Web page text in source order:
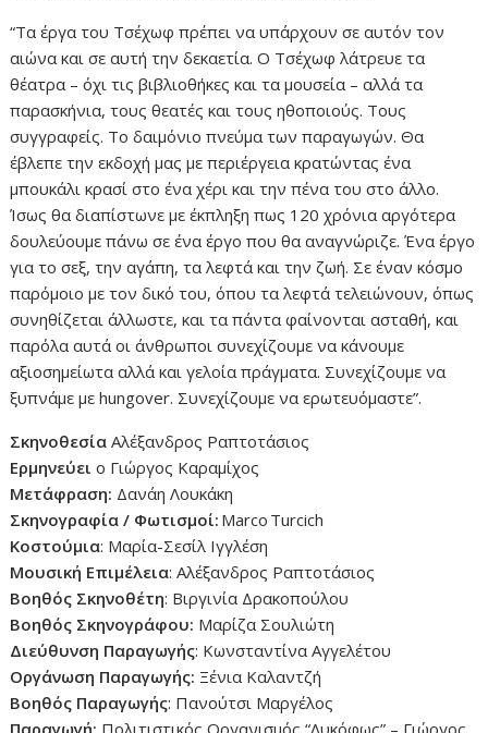
“Τα έργα του Τσέχωφ πρέπει να υπάρχουν σε αυτόν τον
αιώνα και σε αυτή την δεκαετία. Ο Τσέχωφ λάτρευε τα
θέατρα – όχι τις βιβλιοθήκες και τα μουσεία – αλλά τα
παρασκήνια, τους θεατές και τους ηθοποιούς. Τους
συγγραφείς. Το δαιμόνιο πνεύμα των παραγωγών. Θα
έβλεπε την εκδοχή μας με περιέργεια κρατώντας ένα
μπουκάλι κρασί στο ένα χέρι και την πένα του στο άλλο.
Ίσως θα διαπίστωνε με έκπληξη πως 120 χρόνια αργότερα
δουλεύουμε πάνω σε ένα έργο που θα αναγνώριζε. Ένα έργο
για το σεξ, την αγάπη, τα λεφτά και την ζωή. Σε έναν κόσμο
παρόμοιο με τον δικό του, όπου τα λεφτά τελειώνουν, όπως
συνηθίζεται άλλωστε, και τα πάντα φαίνονται ασταθή, και
παρόλα αυτά οι άνθρωποι συνεχίζουμε να κάνουμε
αξιοσημείωτα αλλά και γελοία πράγματα. Συνεχίζουμε να
ξυπνάμε με hungover. Συνεχίζουμε να ερωτευόμαστε”.
Σκηνοθεσία Αλέξανδρος Ραπτοτάσιος
Ερμηνεύει ο Γιώργος Καραμίχος
Μετάφραση: Δανάη Λουκάκη
Σκηνογραφία / Φωτισμοί: Marco Turcich
Κοστούμια: Μαρία-Σεσίλ Ιγγλέση
Μουσική Επιμέλεια: Αλέξανδρος Ραπτοτάσιος
Βοηθός Σκηνοθέτη: Βιργινία Δρακοπούλου
Βοηθός Σκηνογράφου: Μαρίζα Σουλιώτη
Διεύθυνση Παραγωγής: Κωνσταντίνα Αγγελέτου
Οργάνωση Παραγωγής: Ξένια Καλαντζή
Βοηθός Παραγωγής: Πανούτσι Μαργέλος
Παραγωγή: Πολιτιστικός Οργανισμός “Λυκόφως” – Γιώργος